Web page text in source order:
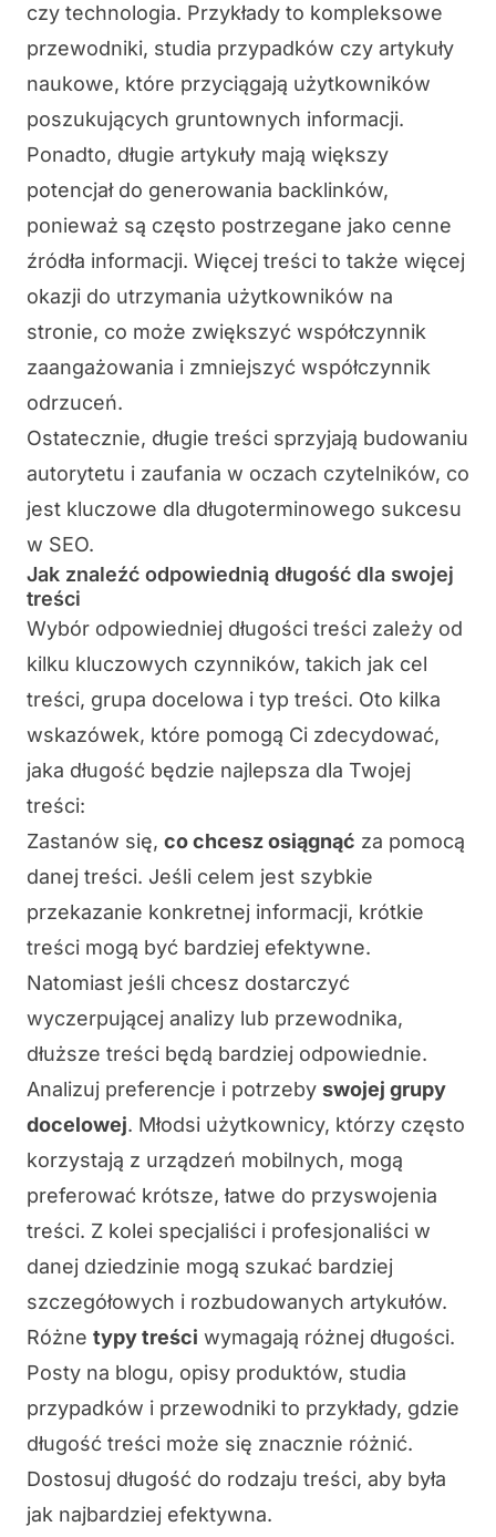
czy technologia. Przykłady to kompleksowe
przewodniki, studia przypadków czy artykuły
naukowe, które przyciągają użytkowników
poszukujących gruntownych informacji.
Ponadto, długie artykuły mają większy
potencjał do generowania backlinków,
ponieważ są często postrzegane jako cenne
źródła informacji. Więcej treści to także więcej
okazji do utrzymania użytkowników na
stronie, co może zwiększyć współczynnik
zaangażowania i zmniejszyć współczynnik
odrzuceń.
Ostatecznie, długie treści sprzyjają budowaniu
autorytetu i zaufania w oczach czytelników, co
jest kluczowe dla długoterminowego sukcesu
w SEO.
Jak znaleźć odpowiednią długość dla swojej
treści
Wybór odpowiedniej długości treści zależy od
kilku kluczowych czynników, takich jak cel
treści, grupa docelowa i typ treści. Oto kilka
wskazówek, które pomogą Ci zdecydować,
jaka długość będzie najlepsza dla Twojej
treści:
Zastanów się, co chcesz osiągnąć za pomocą
danej treści. Jeśli celem jest szybkie
przekazanie konkretnej informacji, krótkie
treści mogą być bardziej efektywne.
Natomiast jeśli chcesz dostarczyć
wyczerpującej analizy lub przewodnika,
dłuższe treści będą bardziej odpowiednie.
Analizuj preferencje i potrzeby swojej grupy
docelowej. Młodsi użytkownicy, którzy często
korzystają z urządzeń mobilnych, mogą
preferować krótsze, łatwe do przyswojenia
treści. Z kolei specjaliści i profesjonaliści w
danej dziedzinie mogą szukać bardziej
szczegółowych i rozbudowanych artykułów.
Różne typy treści wymagają różnej długości.
Posty na blogu, opisy produktów, studia
przypadków i przewodniki to przykłady, gdzie
długość treści może się znacznie różnić.
Dostosuj długość do rodzaju treści, aby była
jak najbardziej efektywna.